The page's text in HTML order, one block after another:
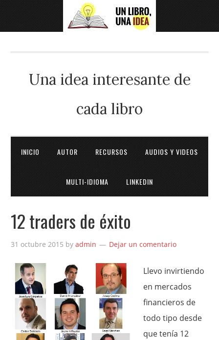
Una idea interesante de
cada libro
INICIO AUTOR RECURSOS AUDIOS Y VIDEOS
MULTI-IDIOMA LINKEDIN
12 traders de éxito
31 octubre 2015 byadmin Dejar un comentario
Llevo invirtiendo
en mercados
financieros de
todo tipo desde
que tenía 12